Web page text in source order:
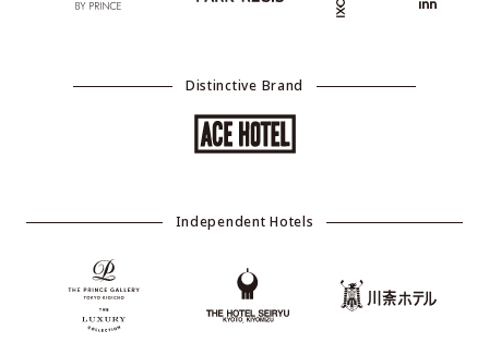
Distinctive Brand
Independent Hotels